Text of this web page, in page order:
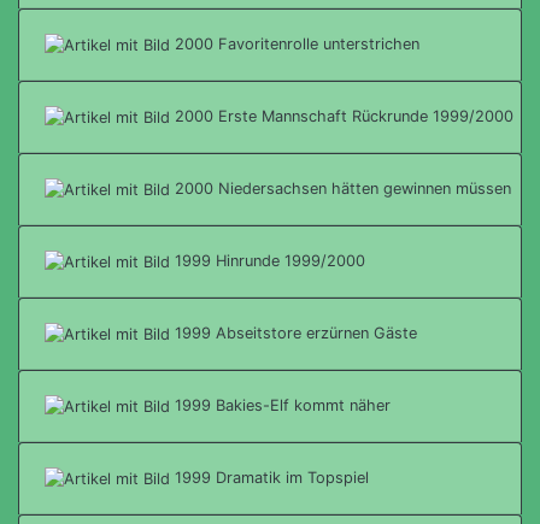
2000 Favoritenrolle unterstrichen
2000 Erste Mannschaft Rückrunde 1999/2000
2000 Niedersachsen hätten gewinnen müssen
1999 Hinrunde 1999/2000
1999 Abseitstore erzürnen Gäste
1999 Bakies-Elf kommt näher
1999 Dramatik im Topspiel